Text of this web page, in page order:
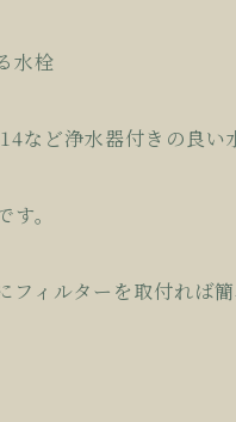
水栓
など浄水器付きの良
。
フィルターを取付れば簡